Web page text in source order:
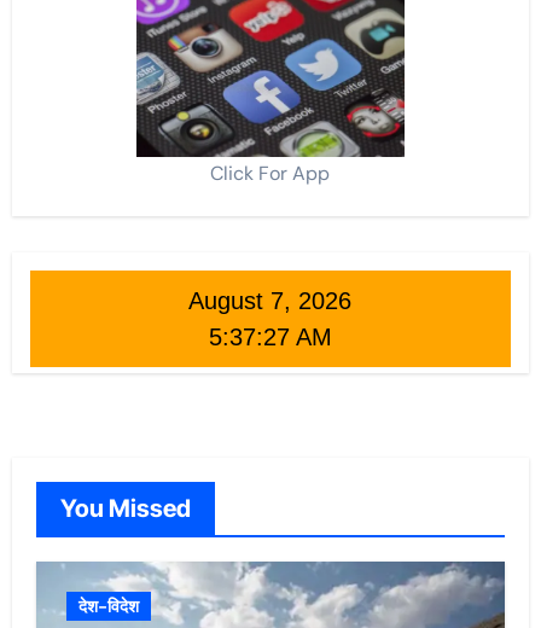
Click For App
August 7, 2026
5:37:29 AM
You Missed
देश-विदेश